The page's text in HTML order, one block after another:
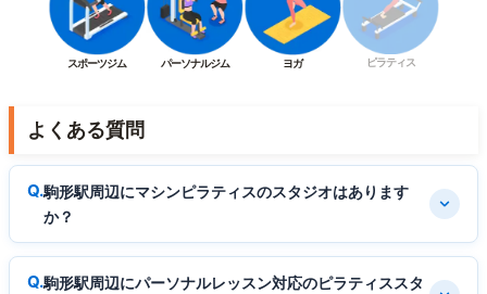
スポーツジム パーソナルジム ヨガ ピラティス
よくある質問
駒形駅周辺にマシンピラティスのスタジオはあります
か？
駒形駅周辺にパーソナルレッスン対応のピラティススタ